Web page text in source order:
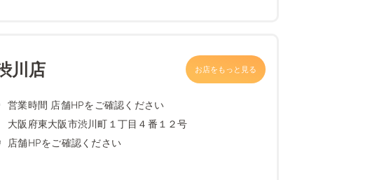
川店 お店をもっと見る
営業時間 店舗HPをご確認ください
大阪府東大阪市渋川町１丁目４番１２号
店舗HPをご確認ください